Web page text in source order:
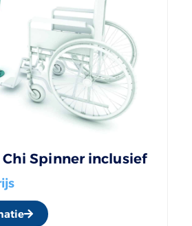
Chi Spinner inclusief